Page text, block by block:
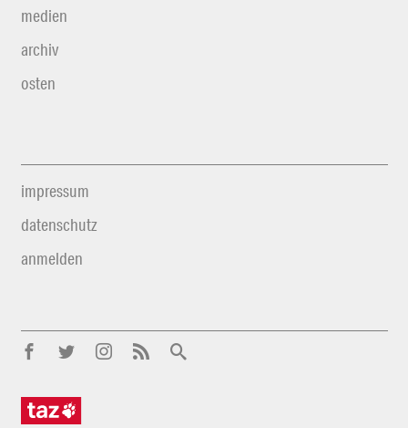
medien
archiv
osten
impressum
datenschutz
anmelden